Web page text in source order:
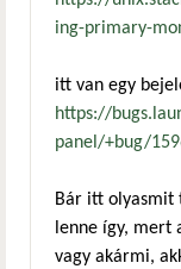
ing-primary-
itt van egy
https://
panel/+bug/
Bár itt olyasmit
lenne így, mert
vagy akármi,